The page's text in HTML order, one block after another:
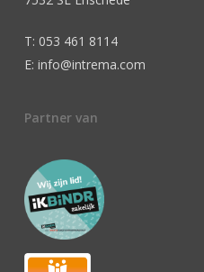
T: 053 461 8114
E: info@intrema.com
Partner van